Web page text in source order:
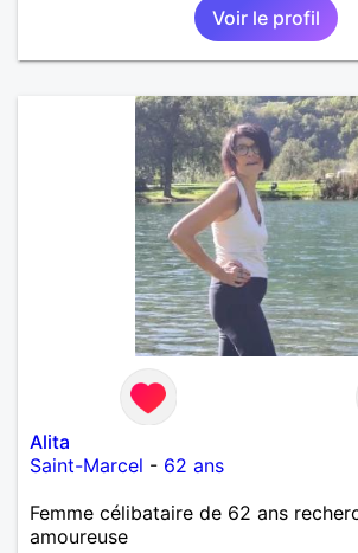
Voir le profil
Alita
Saint-Marcel - 62 ans
Femme célibataire de 62 ans
amoureuse